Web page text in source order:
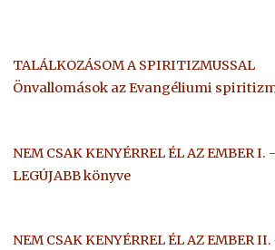
TALÁLKOZÁSOM A SPIRITIZMUSSAL
Önvallomások az Evangéliumi
NEM CSAK KENYÉRREL ÉL AZ EMBER
LEGÚJABB könyve
NEM CSAK KENYÉRREL ÉL AZ EMBER